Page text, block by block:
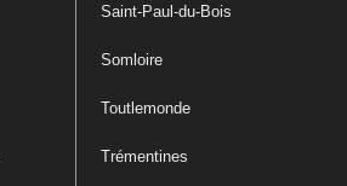
Saint-Paul-du-Bois
Somloire
Toutlemonde
Trémentines